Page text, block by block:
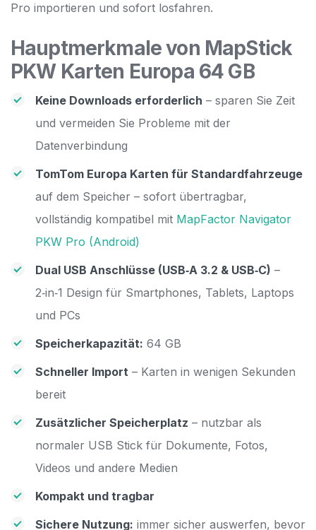
Pro importieren und sofort losfahren.
Hauptmerkmale von MapStick
PKW Karten Europa 64 GB
Keine Downloads erforderlich – sparen Sie Zeit
und vermeiden Sie Probleme mit der
Datenverbindung
TomTom Europa Karten für Standardfahrzeuge
auf dem Speicher – sofort übertragbar,
vollständig kompatibel mit MapFactor Navigator
PKW Pro (Android)
Dual USB Anschlüsse (USB‑A 3.2 & USB‑C) –
2‑in‑1 Design für Smartphones, Tablets, Laptops
und PCs
Speicherkapazität: 64 GB
Schneller Import – Karten in wenigen Sekunden
bereit
Zusätzlicher Speicherplatz – nutzbar als
normaler USB Stick für Dokumente, Fotos,
Videos und andere Medien
Kompakt und tragbar
Sichere Nutzung: immer sicher auswerfen, bevor